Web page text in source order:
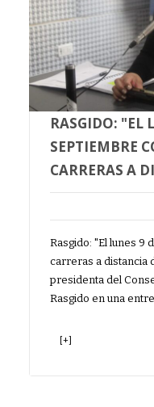
RASGIDO: "EL
SEPTIEMBRE
CARRERAS A
Rasgido: "El lunes 9
carreras a distancia
presidenta del
Rasgido en una
[+]